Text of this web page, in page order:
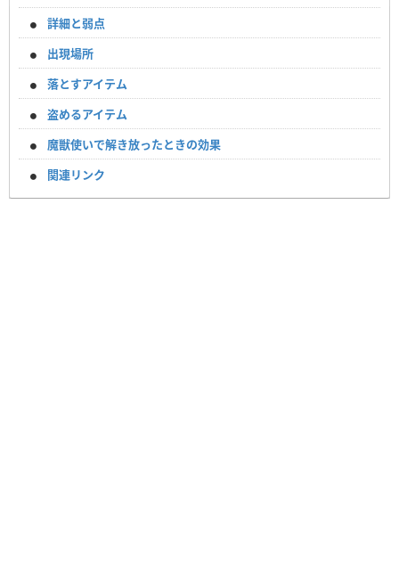
詳細と弱点
出現場所
落とすアイテム
盗めるアイテム
魔獣使いで解き放ったときの効果
関連リンク